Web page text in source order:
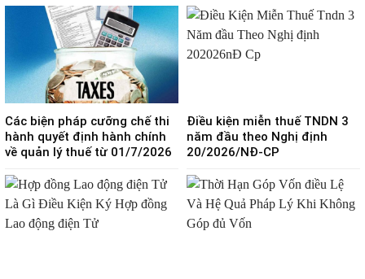
Các biện pháp cưỡng chế thi
hành quyết định hành chính
về quản lý thuế từ 01/7/2026
Điều kiện miễn thuế TNDN 3
năm đầu theo Nghị định
20/2026/NĐ-CP